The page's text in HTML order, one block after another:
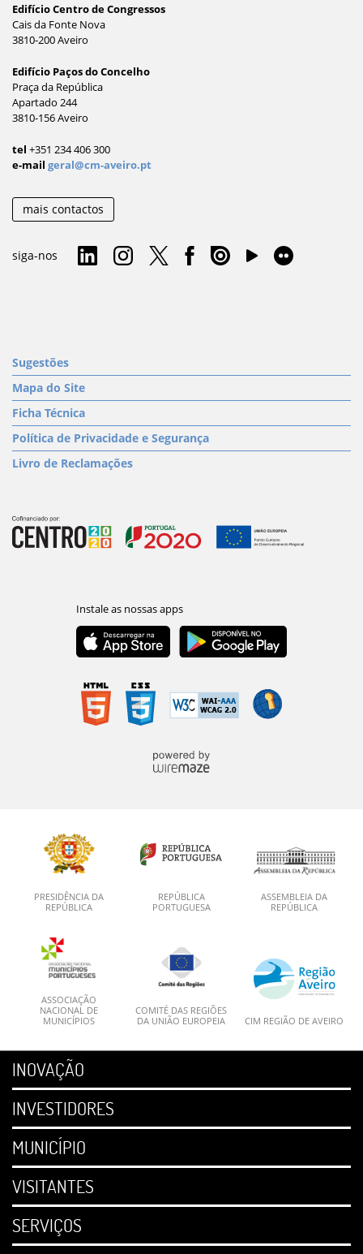
Edifício Centro de Congressos
Cais da Fonte Nova
3810-200 Aveiro
Edifício Paços do Concelho
Praça da República
Apartado 244
3810-156 Aveiro
tel +351 234 406 300
e-mail geral@cm-aveiro.pt
mais contactos
siga-nos
Sugestões
Mapa do Site
Ficha Técnica
Política de Privacidade e Segurança
Livro de Reclamações
PRESIDÊNCIA DA
REPÚBLICA
REPÚBLICA
PORTUGUESA
ASSEMBLEIA DA
REPÚBLICA
ASSOCIAÇÃO
NACIONAL DE
MUNICÍPIOS
COMITÉ DAS REGIÕES
DA UNIÃO EUROPEIA
CIM REGIÃO DE AVEIRO
INOVAÇÃO
INVESTIDORES
MUNICÍPIO
VISITANTES
SERVIÇOS